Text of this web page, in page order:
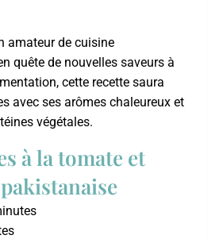
amateur de cuisine
quête de nouvelles saveurs à
cette recette saura
avec ses arômes chaleureux et
végétales.
à la tomate et